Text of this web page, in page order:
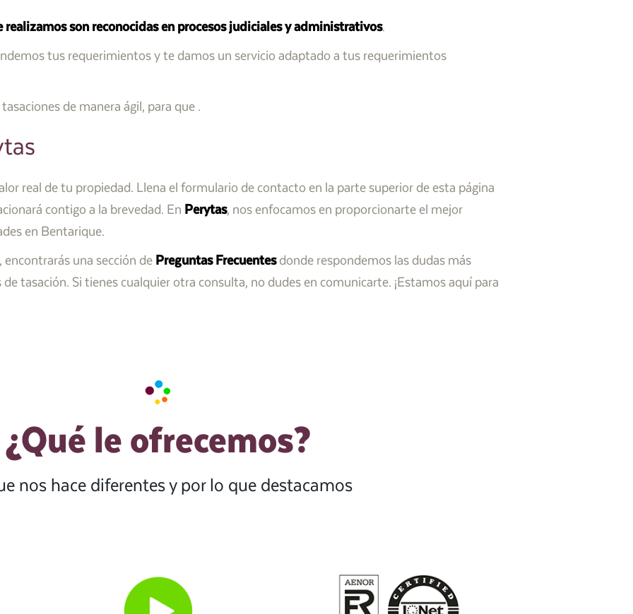
realizamos son reconocidas en procesos judiciales y administrativos.
tus requerimientos y te damos un servicio adaptado a tus requerimientos
de manera ágil, para que .
real de tu propiedad. Llena el formulario de contacto en la parte superior de esta página
contigo a la brevedad. En Perytas, nos enfocamos en proporcionarte el mejor
en Bentarique.
una sección de Preguntas Frecuentesdonde respondemos las dudas más
tasación. Si tienes cualquier otra consulta, no dudes en comunicarte. ¡Estamos aquí para
¿Qué le ofrecemos?
nos hace diferentes y por lo que destacamos